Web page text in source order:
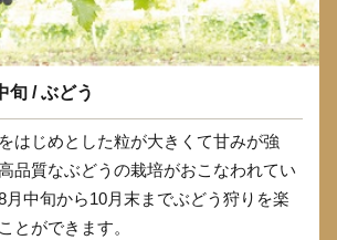
旬 / ぶどう
はじめとした粒が大きくて甘みが強
品質なぶどうの栽培がおこなわれてい
月中旬から10月末までぶどう狩りを楽
とができます。